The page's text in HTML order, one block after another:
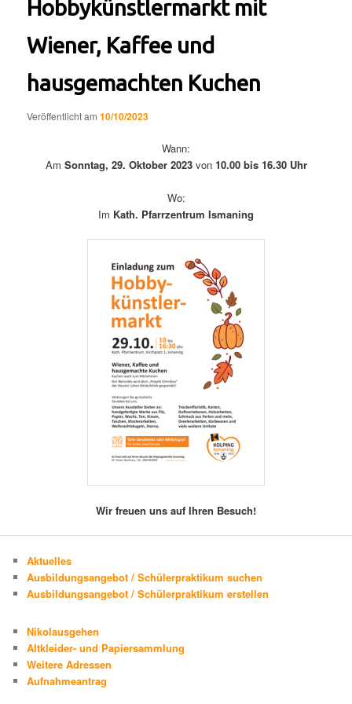
Hobbykünstlermarkt mit
Wiener, Kaffee und
hausgemachten Kuchen
Veröffentlicht am10/10/2023
Wann:
Am Sonntag, 29. Oktober 2023von 10.00 bis 16.30 Uhr
Wo:
Im Kath. Pfarrzentrum Ismaning
Wir freuen uns auf Ihren Besuch!
Aktuelles
Ausbildungsangebot / Schülerpraktikum suchen
Ausbildungsangebot / Schülerpraktikum erstellen
Nikolausgehen
Altkleider- und Papiersammlung
Weitere Adressen
Aufnahmeantrag